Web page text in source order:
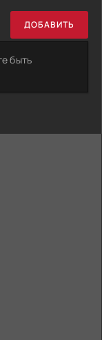
ДОБАВИТЬ
быть